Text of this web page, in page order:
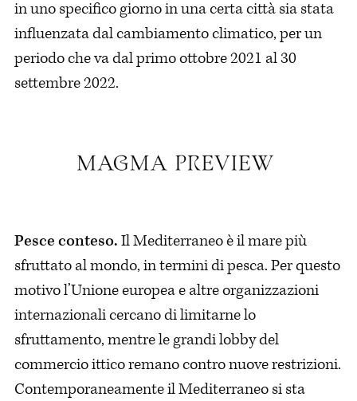
in uno specifico giorno in una certa città sia stata
influenzata dal cambiamento climatico, per un
periodo che va dal primo ottobre 2021 al 30
settembre 2022.
Pesce conteso.Il Mediterraneo è il mare più
sfruttato al mondo, in termini di pesca. Per questo
motivo l’Unione europea e altre organizzazioni
internazionali cercano di limitarne lo
sfruttamento, mentre le grandi lobby del
commercio ittico remano contro nuove restrizioni.
Contemporaneamente il Mediterraneo si sta